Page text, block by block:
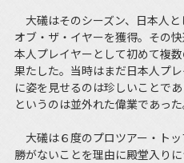
大礒はそのシーズン、日本人
オブ・ザ・イヤーを獲得。その
本人プレイヤーとして初めて複
果たした。当時はまだ日本人プ
に姿を見せるのは珍しいことで
というのは並外れた偉業であった
大礒は６度のプロツアー・ト
勝がないことを理由に殿堂入り